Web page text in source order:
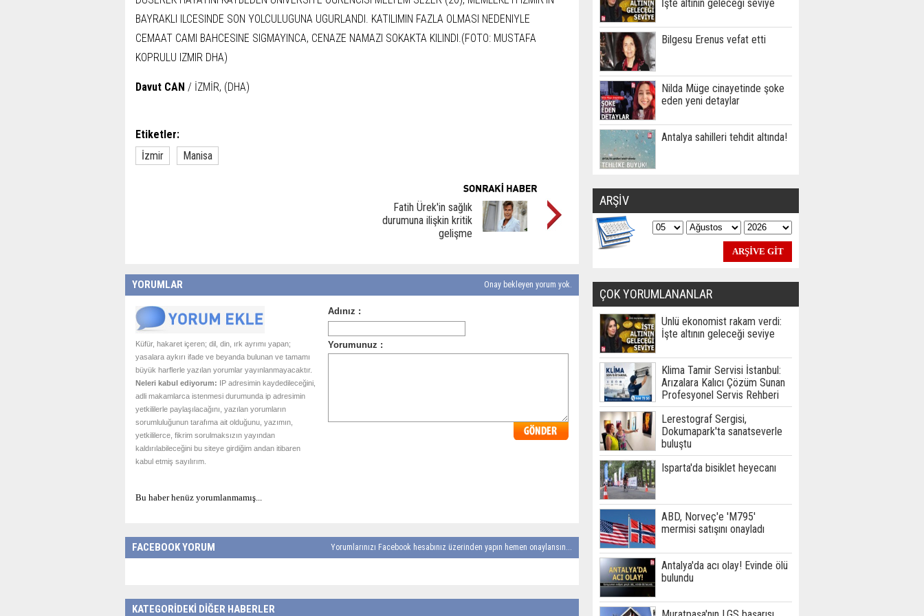
Davut CAN / İZMİR, (DHA)
Etiketler:
İzmir
Manisa
Fatih Ürek'in sağlık
durumuna ilişkin kritik
gelişme
YORUMLAR Onay bekleyen yorum yok.
Küfür, hakaret içeren; dil, din, ırk ayrımı yapan;
yasalara aykırı ifade ve beyanda bulunan ve tamamı
büyük harflerle yazılan yorumlar yayınlanmayacaktır.
Neleri kabul ediyorum: IP adresimin kaydedileceğini,
adli makamlarca istenmesi durumunda ip adresimin
yetkililerle paylaşılacağını, yazılan yorumların
sorumluluğunun tarafıma ait olduğunu, yazımın,
yetkililerce, fikrim sorulmaksızın yayından
kaldırılabileceğini bu siteye girdiğim andan itibaren
kabul etmiş sayılırım.
Bu haber henüz yorumlanmamış...
FACEBOOK YORUM Yorumlarınızı Facebook hesabınız üzerinden yapın hemen onaylansın...
KATEGORİDEKİ DİĞER HABERLER
İşte altının geleceği seviye
Bilgesu Erenus vefat etti
Nilda Müge cinayetinde şoke
eden yeni detaylar
Antalya sahilleri tehdit altında!
ARŞİV
ÇOK YORUMLANANLAR
Ünlü ekonomist rakam verdi:
İşte altının geleceği seviye
Klima Tamir Servisi İstanbul:
Arızalara Kalıcı Çözüm Sunan
Profesyonel Servis Rehberi
Lerestograf Sergisi,
Dokumapark'ta sanatseverle
buluştu
Isparta'da bisiklet heyecanı
ABD, Norveç'e 'M795'
mermisi satışını onayladı
Antalya'da acı olay! Evinde ölü
bulundu